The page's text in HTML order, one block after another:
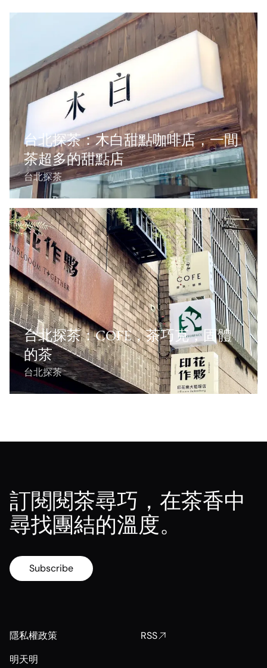
台北探茶：木白甜點咖啡店，一間
茶超多的甜點店
台北探茶
台北探茶：COFE，茶巧克，固體
的茶
台北探茶
訂閱閱茶尋巧，在茶香中
尋找團結的溫度。
Subscribe
隱私權政策
明天明
RSS